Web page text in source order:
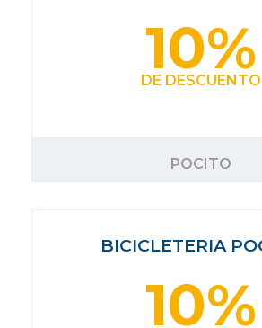
10%
DE DESCUENTO
POCITO
BICICLETERIA
10%